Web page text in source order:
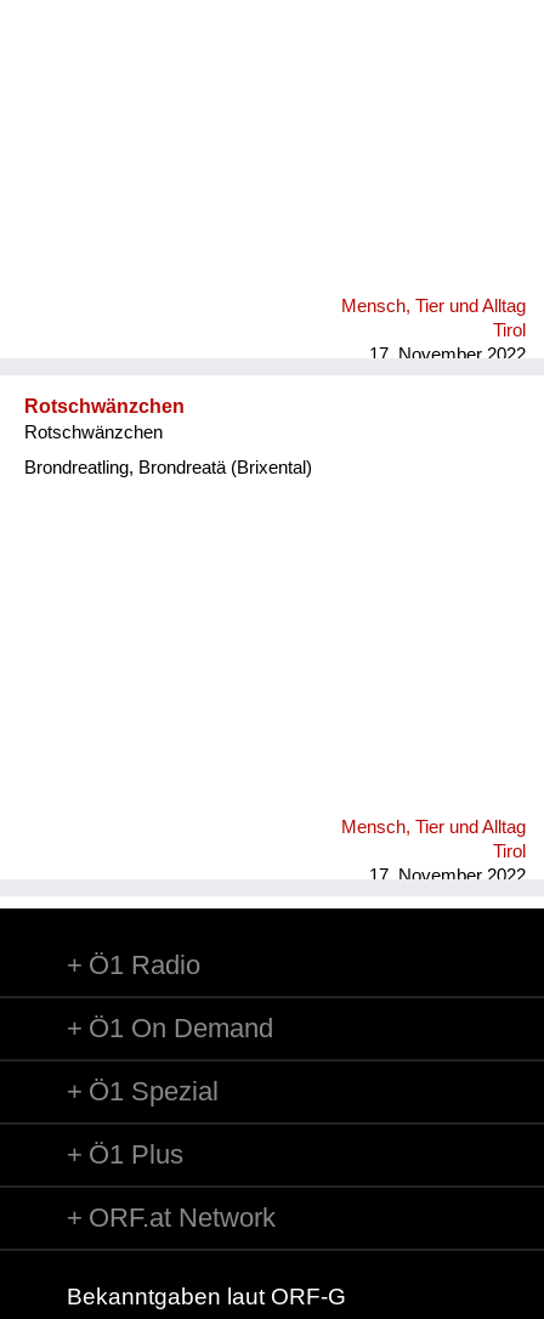
Mensch, Tier und Alltag
Tirol
17. November 2022
Rotschwänzchen
Rotschwänzchen
Brondreatling, Brondreatä (Brixental)
Mensch, Tier und Alltag
Tirol
17. November 2022
Ö1 Radio
Ö1 On Demand
Ö1 Spezial
Ö1 Plus
ORF.at Network
Bekanntgaben laut ORF-G